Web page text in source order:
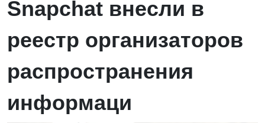
Snapchat внесли в
реестр организаторов
распространения
информаци